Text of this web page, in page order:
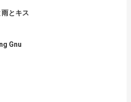
とキス
Gnu